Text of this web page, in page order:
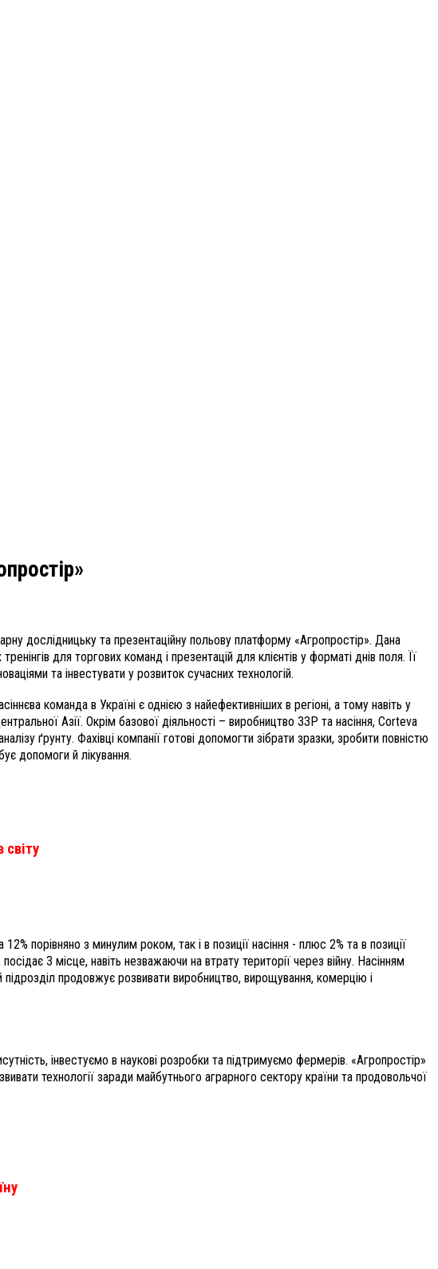
дослідницьку та презентаційну польову платформу «Агропростір». Дана
для торгових команд і презентацій для клієнтів у форматі днів поля. Її
та інвестувати у розвиток сучасних технологій.
команда в Україні є однією з найефективніших в регіоні, а тому навіть у
Азії. Окрім базової діяльності – виробництво ЗЗР та насіння, Corteva
ґрунту. Фахівці компанії готові допомогти зібрати зразки, зробити повністю
допомоги й лікування.
порівняно з минулим роком, так і в позиції насіння - плюс 2% та в позиції
3 місце, навіть незважаючи на втрату території через війну. Насінням
підрозділ продовжує розвивати виробництво, вирощування, комерцію і
інвестуємо в наукові розробки та підтримуємо фермерів. «Агропростір»
технології заради майбутнього аграрного сектору країни та продовольчої